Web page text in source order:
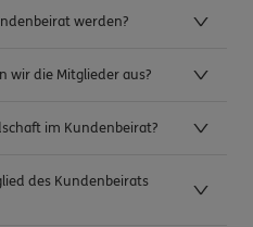
werden?
wir die Mitglieder aus?
im Kundenbeirat?
des Kundenbeirats